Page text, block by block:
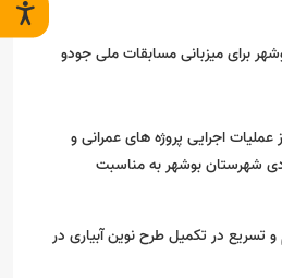
برای میزبانی مسابقات ملی جودو
عملیات اجرایی پروژه های عمرانی و
شهرستان بوشهر به مناسبت
و تسریع در تکمیل طرح نوین آبیاری در